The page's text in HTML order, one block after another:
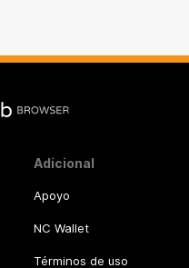
Adicional
Apoyo
NC Wallet
Términos de uso